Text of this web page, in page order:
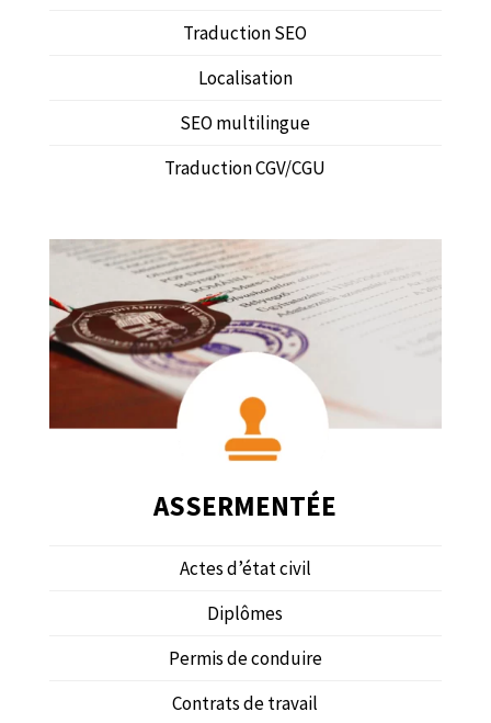
Traduction SEO
Localisation
SEO multilingue
Traduction CGV/CGU
ASSERMENTÉE
Actes d’état civil
Diplômes
Permis de conduire
Contrats de travail